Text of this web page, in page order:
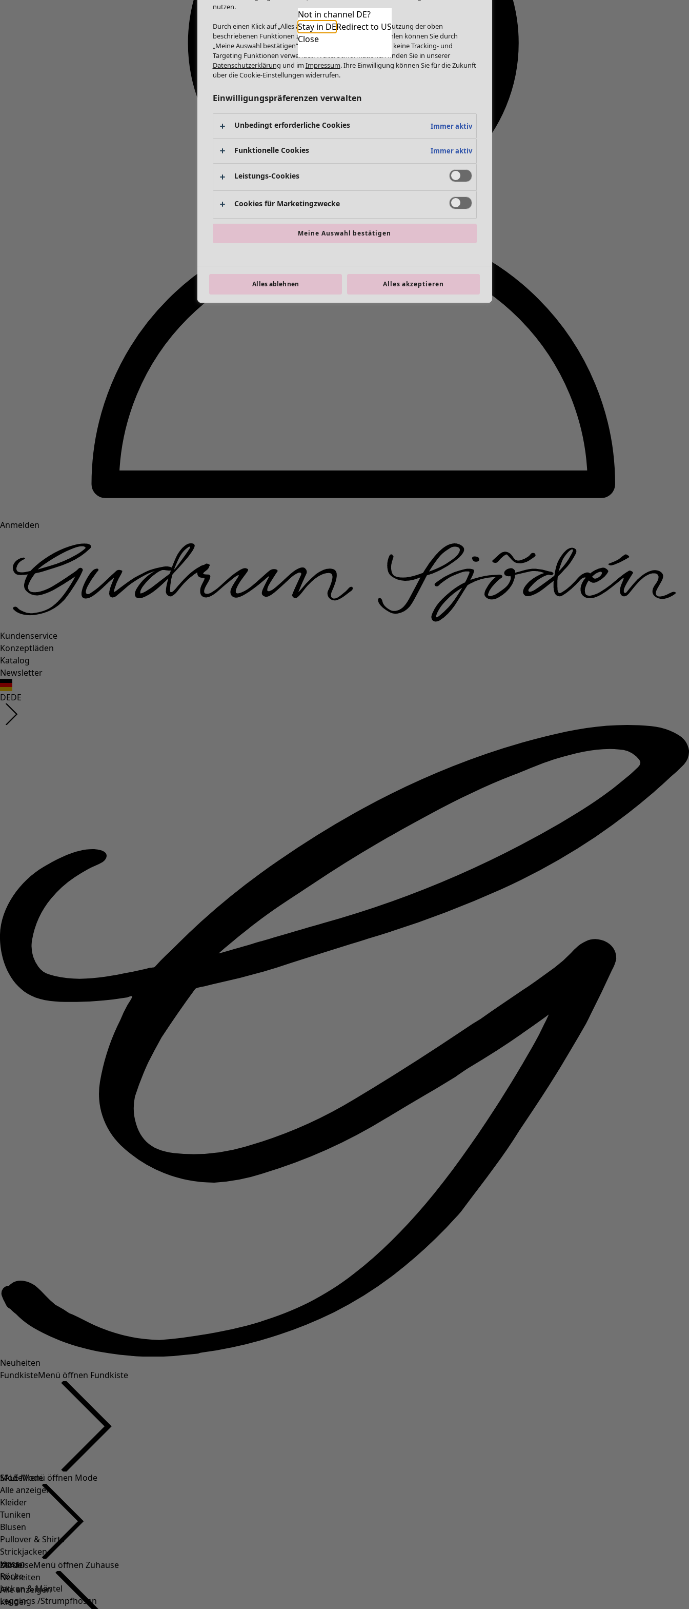
Anmelden
Kundenservice
Konzeptläden
Katalog
Newsletter
DEDE
Neuheiten
FundkisteMenü öffnen Fundkiste
SALE Mode
Alle anzeigen
Kleider
Tuniken
Blusen
Pullover & Shirts
Strickjacken
Hosen
Röcke
Jacken & Mäntel
Leggings /Strumpfhosen
ModeMenü öffnen Mode
Mode
Neuheiten
Alle anzeigen
Kleider
ZuhauseMenü öffnen Zuhause
Not in channel DE?
Stay in DERedirect to US
Close
nutzen.
Durch einen Klick auf „Alles akzeptieren“ stimmen Sie der Nutzung der oben
beschriebenen Funktionen zu. Einzelne Funktionen auswählen können Sie durch
„Meine Auswahl bestätigen“. Über „Alles ablehnen“ werden keine Tracking- und
Targeting Funktionen verwendet. Weitere Informationen finden Sie in unserer
Datenschutzerklärung und im Impressum. Ihre Einwilligung können Sie für die Zukunft
über die Cookie-Einstellungen widerrufen.
Einwilligungspräferenzen verwalten
Unbedingt erforderliche Cookies Immer aktiv
Funktionelle Cookies Immer aktiv
Leistungs-Cookies
Cookies für Marketingzwecke
Meine Auswahl bestätigen
Alles ablehnen Alles akzeptieren